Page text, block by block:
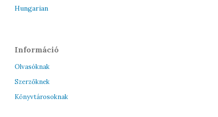
Hungarian
Információ
Olvasóknak
Szerzőknek
Könyvtárosoknak